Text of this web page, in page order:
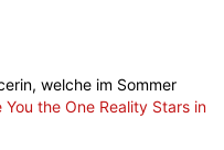
welche im Sommer
You the One Reality Stars in